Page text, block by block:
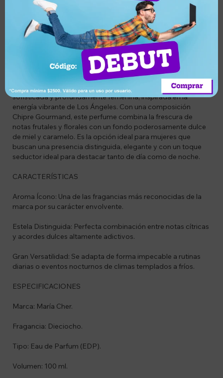
Descripción
Cher Dieciocho Eau de Parfum es una fragancia icónica,
sofisticada y profundamente femenina, inspirada en la
energía vibrante de Los Ángeles. Con una composición
Chipre Gourmand, este perfume combina la frescura de
notas frutales y florales con un fondo poderosamente dulce
de miel y caramelo. Es la opción ideal para mujeres que
buscan una presencia distinguida, elegante y con un toque
seductor ideal para destacar tanto de día como de noche.
CARACTERÍSTICAS
Aroma Ícono: Una de las fragancias más reconocidas de la
marca por su carácter envolvente.
Estela Distinguida: Perfecta combinación entre notas cítricas
y acordes dulces altamente adictivos.
Gran Versatilidad: Se adapta de forma impecable a rutinas
diarias o eventos nocturnos de climas templados a fríos.
ESPECIFICACIONES
Marca: María Cher.
Fragancia: Dieciocho.
Tipo: Eau de Parfum (EDP).
Volumen: 100 ml.